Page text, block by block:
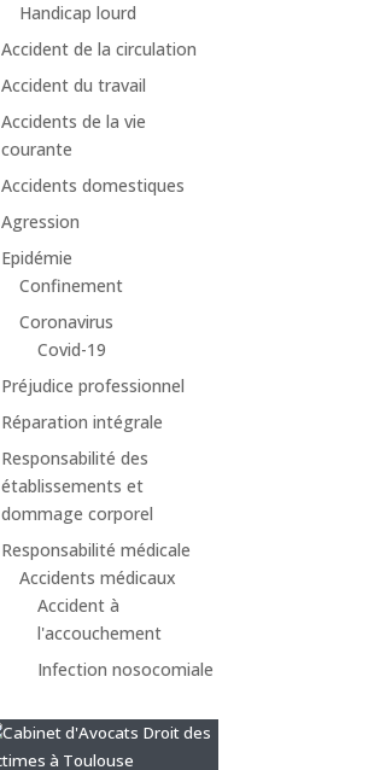
Handicap lourd
Accident de la circulation
Accident du travail
Accidents de la vie
courante
Accidents domestiques
Agression
Epidémie
Confinement
Coronavirus
Covid-19
Préjudice professionnel
Réparation intégrale
Responsabilité des
établissements et
dommage corporel
Responsabilité médicale
Accidents médicaux
Accident à
l'accouchement
Infection nosocomiale